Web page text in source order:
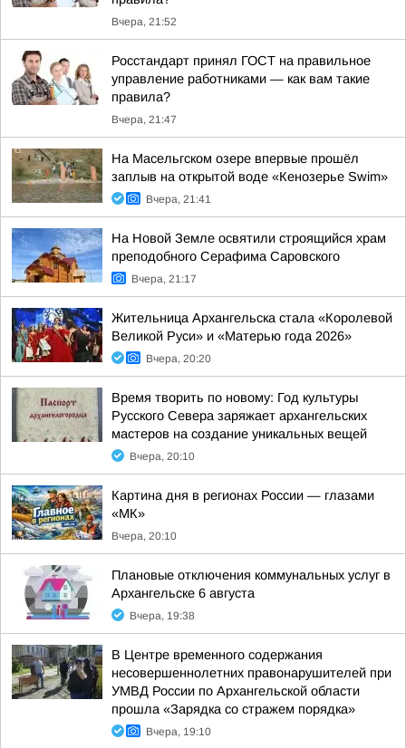
Вчера, 21:52
Росстандарт принял ГОСТ на правильное
управление работниками — как вам такие
правила?
Вчера, 21:47
На Масельгском озере впервые прошёл
заплыв на открытой воде «Кенозерье Swim»
Вчера, 21:41
На Новой Земле освятили строящийся храм
преподобного Серафима Саровского
Вчера, 21:17
Жительница Архангельска стала «Королевой
Великой Руси» и «Матерью года 2026»
Вчера, 20:20
Время творить по новому: Год культуры
Русского Севера заряжает архангельских
мастеров на создание уникальных вещей
Вчера, 20:10
Картина дня в регионах России — глазами
«МК»
Вчера, 20:10
Плановые отключения коммунальных услуг в
Архангельске 6 августа
Вчера, 19:38
В Центре временного содержания
несовершеннолетних правонарушителей при
УМВД России по Архангельской области
прошла «Зарядка со стражем порядка»
Вчера, 19:10